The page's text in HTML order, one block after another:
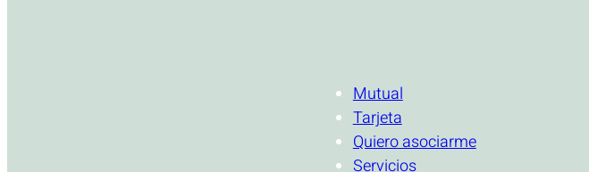
Mutual
Tarjeta
Quiero asociarme
Servicios